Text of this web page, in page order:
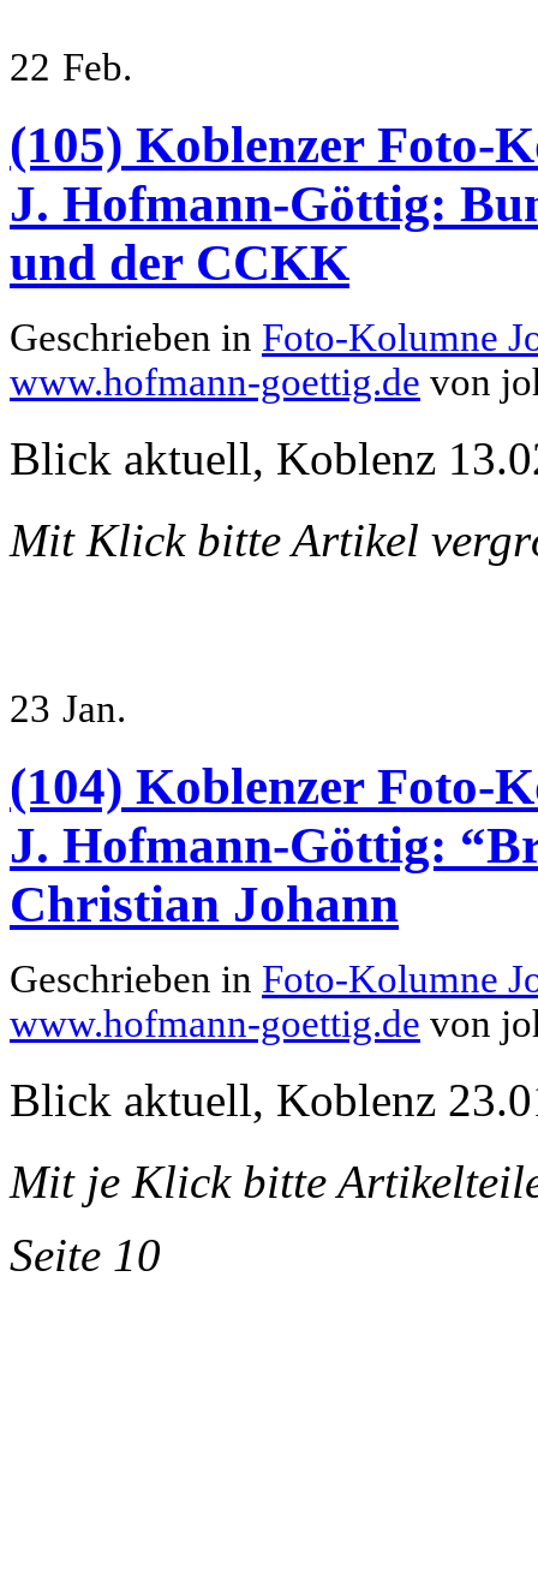
22 Feb.
(105) Koblenzer Foto-
J. Hofmann-Göttig:
und der CCKK
Geschrieben in Foto-Kolumne
www.hofmann-goettig.de von
Blick aktuell, Koblenz
Mit Klick bitte Artikel
23 Jan.
(104) Koblenzer Foto-
J. Hofmann-Göttig:
Christian Johann
Geschrieben in Foto-Kolumne
www.hofmann-goettig.de von
Blick aktuell, Koblenz
Mit je Klick bitte
Seite 10